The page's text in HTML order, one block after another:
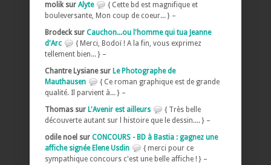
molik sur Alyte
{ Cette bd est magnifique et
bouleversante, Mon coup de coeur... } –
Brodeck sur Cauchon...ou l'homme qui tua Jeanne
d'Arc
{ Merci, Bodoï ! A la fin, vous exprimez
tellement bien... } –
Chantre Lysiane sur Le Photographe de
Mauthausen
{ Ce roman graphique est de grande
qualité. Il parvient à... } –
Thomas sur L'Avenir est ailleurs
{ Très belle
découverte autant sur l histoire que le dessin.... } –
odile noel sur CONCOURS - BD à Bastia : gagnez une
affiche signée Elene Usdin
{ merci pour ce
sympathique concours c'est une belle affiche ! } –